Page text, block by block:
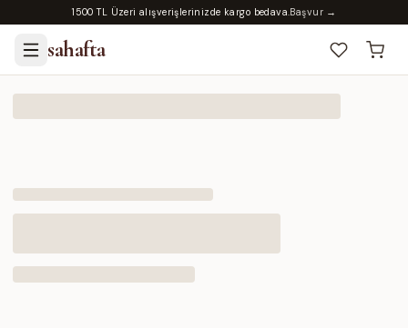
1500 TL Üzeri alışverişlerinizde kargo bedava.Başvur →
sahafta